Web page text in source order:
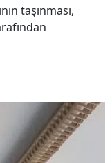
taşınması,